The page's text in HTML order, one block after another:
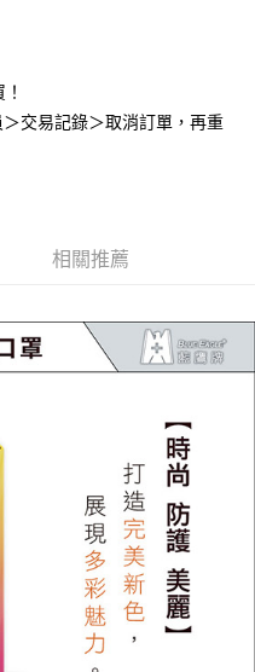
」的支付方式。 讓您購物簡單
需儲值。
結帳。
訊。
，但若您需要取消訂單，請聯絡
仍視為有效，需透過AFTEE先享
疑問，請聯繫「AFTEE先享後付
support/home
AFTEE先享後付」服務完成之交
，並將交易相關給付款項請求債
址：
人或監護人之同意方可使用
起之損失，本公司不負相關責
運費
費
擇一般宅配，請點選其他選項
費
式，偏遠地區可參照『首頁→
交易記錄＞取消訂單，再重
相關推薦